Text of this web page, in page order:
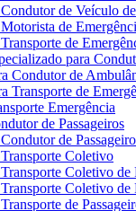
de Veículo
de
de
para
Condutor de
Transporte de
Emergência
de Passageiros
de
Coletivo
Coletivo de
Coletivo de
de